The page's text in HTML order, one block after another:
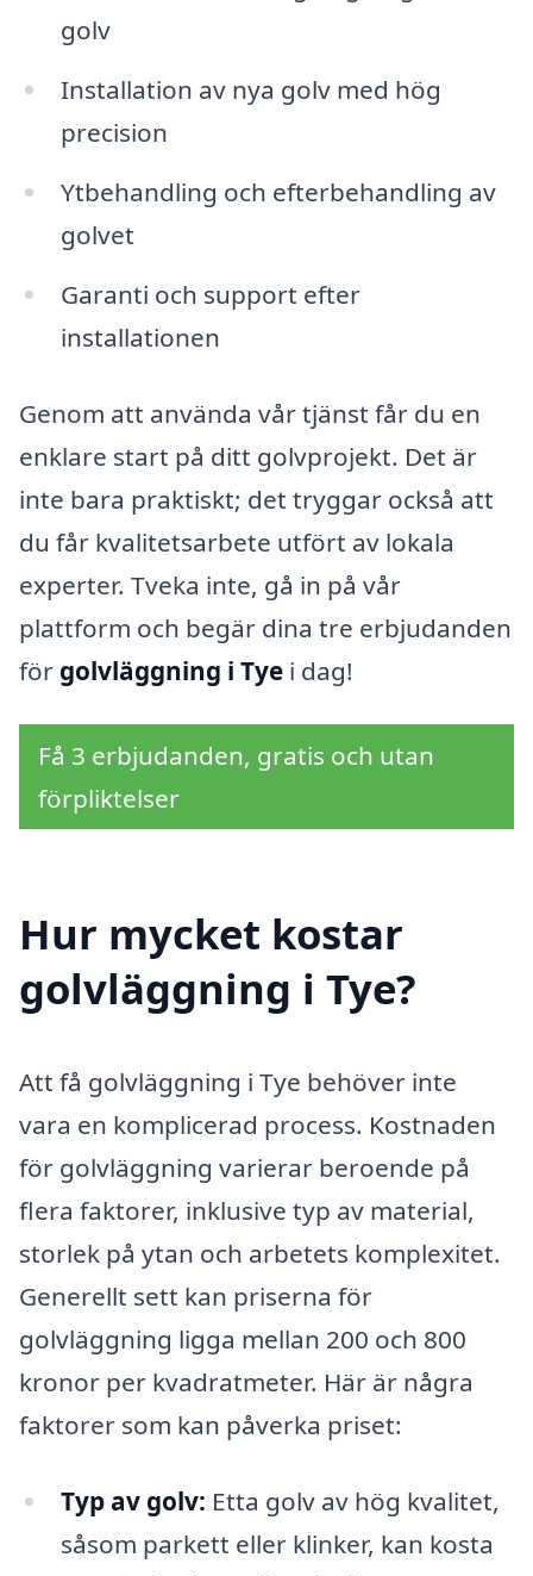
golv
Installation av nya golv med hög
precision
Ytbehandling och efterbehandling av
golvet
Garanti och support efter
installationen
Genom att använda vår tjänst får du en
enklare start på ditt golvprojekt. Det är
inte bara praktiskt; det tryggar också att
du får kvalitetsarbete utfört av lokala
experter. Tveka inte, gå in på vår
plattform och begär dina tre erbjudanden
för golvläggning i Tye i dag!
Få 3 erbjudanden, gratis och utan
förpliktelser
Hur mycket kostar
golvläggning i Tye?
Att få golvläggning i Tye behöver inte
vara en komplicerad process. Kostnaden
för golvläggning varierar beroende på
flera faktorer, inklusive typ av material,
storlek på ytan och arbetets komplexitet.
Generellt sett kan priserna för
golvläggning ligga mellan 200 och 800
kronor per kvadratmeter. Här är några
faktorer som kan påverka priset:
Typ av golv: Etta golv av hög kvalitet,
såsom parkett eller klinker, kan kosta